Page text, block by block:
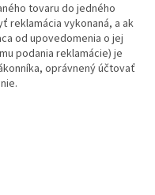
tovaru do jedného
reklamácia vykonaná, a ak
od upovedomenia o jej
podania reklamácie) je
oprávnený účtovať